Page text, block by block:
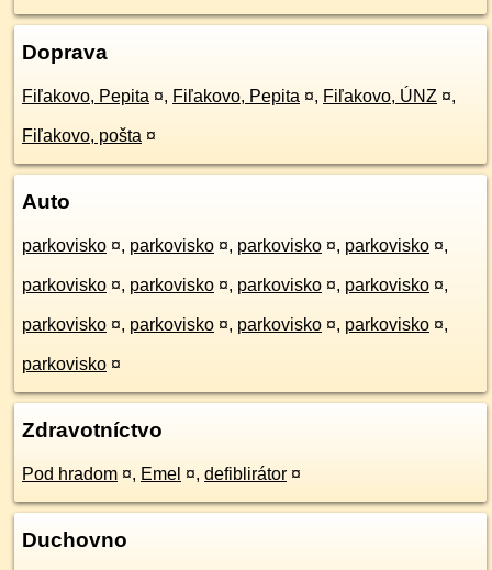
Doprava
Fiľakovo, Pepita ¤, Fiľakovo, Pepita ¤, Fiľakovo, ÚNZ ¤,
Fiľakovo, pošta ¤
Auto
parkovisko ¤, parkovisko ¤, parkovisko ¤, parkovisko ¤,
parkovisko ¤, parkovisko ¤, parkovisko ¤, parkovisko ¤,
parkovisko ¤, parkovisko ¤, parkovisko ¤, parkovisko ¤,
parkovisko ¤
Zdravotníctvo
Pod hradom ¤, Emel ¤, defiblirátor ¤
Duchovno